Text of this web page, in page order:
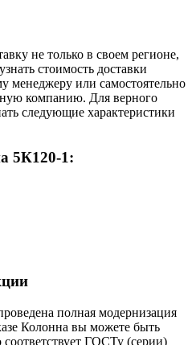
не только в своем регионе,
стоимость доставки
менеджеру или самостоятельно
компанию. Для верного
следующие характеристики
5К120-1:
полная модернизация
Колонна вы можете быть
ГОСТу (серии)